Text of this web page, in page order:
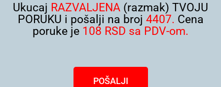
Ukucaj RAZVALJENA (razmak) TVOJU
PORUKU i pošalji na broj 4407. Cena
poruke je 108 RSD sa PDV-om.
POŠALJI